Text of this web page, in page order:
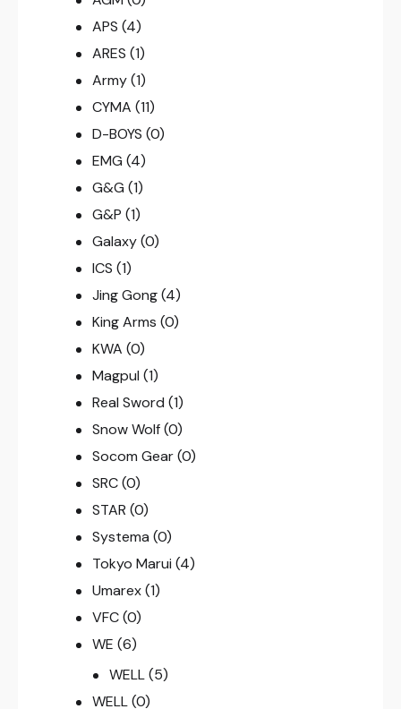
APS (4)
ARES (1)
Army (1)
CYMA (11)
D-BOYS (0)
EMG (4)
G&G (1)
G&P (1)
Galaxy (0)
ICS (1)
Jing Gong (4)
King Arms (0)
KWA (0)
Magpul (1)
Real Sword (1)
Snow Wolf (0)
Socom Gear (0)
SRC (0)
STAR (0)
Systema (0)
Tokyo Marui (4)
Umarex (1)
VFC (0)
WE (6)
WELL (5)
WELL (0)